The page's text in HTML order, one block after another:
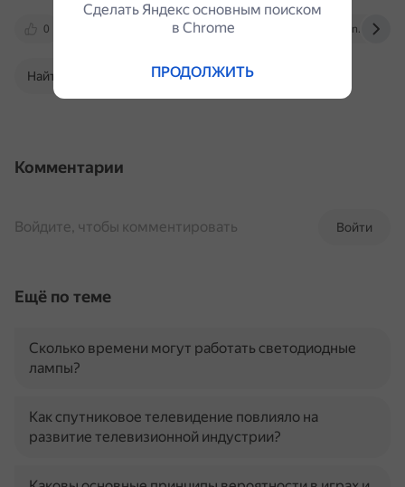
0 overclockers.ru dzen.ru
Найти в Поиске
Комментарии
Войти
Войдите, чтобы комментировать
Ещё по теме
Сколько времени могут работать светодиодные
лампы?
Как спутниковое телевидение повлияло на
развитие телевизионной индустрии?
Сделать Яндекс основным поиском
в Сhrome
ПРОДОЛЖИТЬ